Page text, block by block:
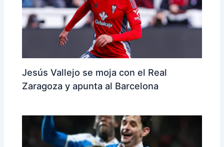
Jesús Vallejo se moja con el Real
Zaragoza y apunta al Barcelona